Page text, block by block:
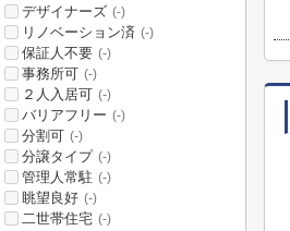
デザイナーズ (-)
リノベーション済 (-)
保証人不要 (-)
事務所可 (-)
２人入居可 (-)
バリアフリー (-)
分割可 (-)
分譲タイプ (-)
管理人常駐 (-)
眺望良好 (-)
二世帯住宅 (-)